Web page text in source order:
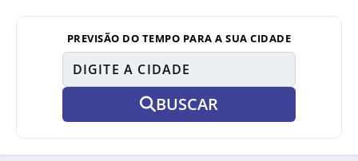
PREVISÃO DO TEMPO PARA A SUA CIDADE
BUSCAR